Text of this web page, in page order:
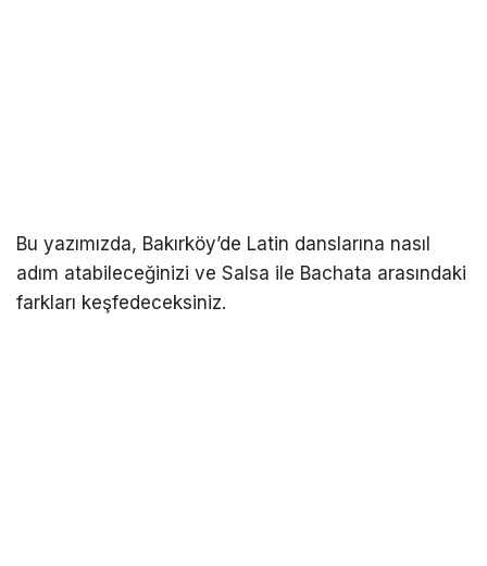
Bu yazımızda, Bakırköy’de Latin danslarına nasıl
adım atabileceğinizi ve Salsa ile Bachata arasındaki
farkları keşfedeceksiniz.